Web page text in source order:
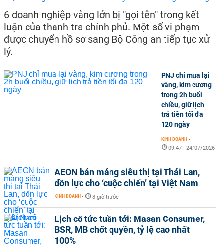
6 doanh nghiệp vàng lớn bị "gọi tên" trong kết
luận của thanh tra chính phủ. Một số vi phạm
được chuyển hồ sơ sang Bộ Công an tiếp tục xử
lý.
PNJ chỉ mua lại
vàng, kim cương
trong 2h buổi
chiều, giữ lịch
trả tiền tối đa
120 ngày
KINH DOANH -
09:47 | 24/07/2026
AEON bán mảng siêu thị tại Thái Lan,
dồn lực cho ‘cuộc chiến’ tại Việt Nam
KINH DOANH - 8 giờ trước
Lịch cổ tức tuần tới: Masan Consumer,
BSR, MB chốt quyền, tỷ lệ cao nhất
100%